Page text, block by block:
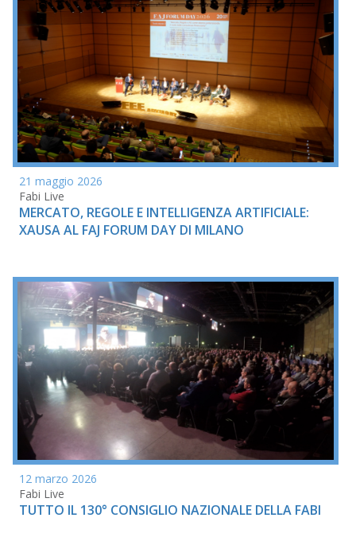
21 maggio 2026
Fabi Live
MERCATO, REGOLE E INTELLIGENZA ARTIFICIALE:
XAUSA AL FAJ FORUM DAY DI MILANO
12 marzo 2026
Fabi Live
TUTTO IL 130° CONSIGLIO NAZIONALE DELLA FABI